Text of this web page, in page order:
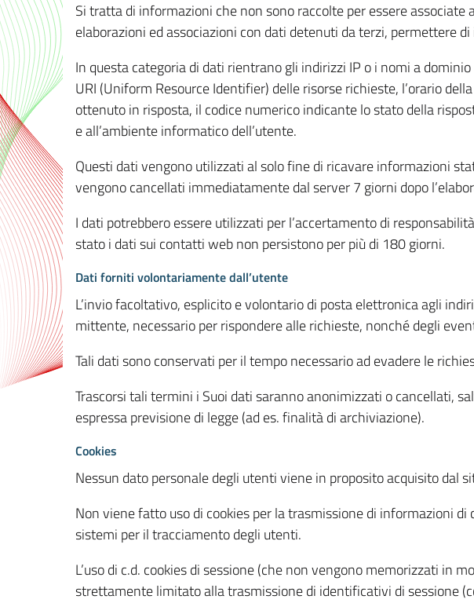
Si tratta di informazioni che non sono raccolte per essere
elaborazioni ed associazioni con dati detenuti da terzi, permettere
In questa categoria di dati rientrano gli indirizzi IP o i nomi a
URI (Uniform Resource Identifier) delle risorse richieste, l’orario
ottenuto in risposta, il codice numerico indicante lo stato della
e all’ambiente informatico dell’utente.
Questi dati vengono utilizzati al solo fine di ricavare informazioni
vengono cancellati immediatamente dal server 7 giorni dopo
I dati potrebbero essere utilizzati per l’accertamento di
stato i dati sui contatti web non persistono per più di 180 giorni.
Dati forniti volontariamente dall’utente
L’invio facoltativo, esplicito e volontario di posta elettronica agli
mittente, necessario per rispondere alle richieste, nonché degli
Tali dati sono conservati per il tempo necessario ad evadere le
Trascorsi tali termini i Suoi dati saranno anonimizzati o cancellati,
espressa previsione di legge (ad es. finalità di archiviazione).
Cookies
Nessun dato personale degli utenti viene in proposito acquisito dal
Non viene fatto uso di cookies per la trasmissione di informazioni
sistemi per il tracciamento degli utenti.
L’uso di c.d. cookies di sessione (che non vengono memorizzati in
strettamente limitato alla trasmissione di identificativi di sessione